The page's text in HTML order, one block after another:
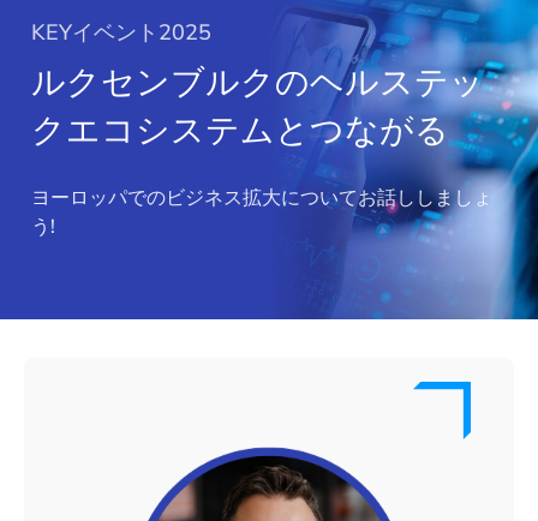
KEYイベント2025
ルクセンブルクのヘルステッ
クエコシステムとつながる
ヨーロッパでのビジネス拡大についてお話ししましょ
う!